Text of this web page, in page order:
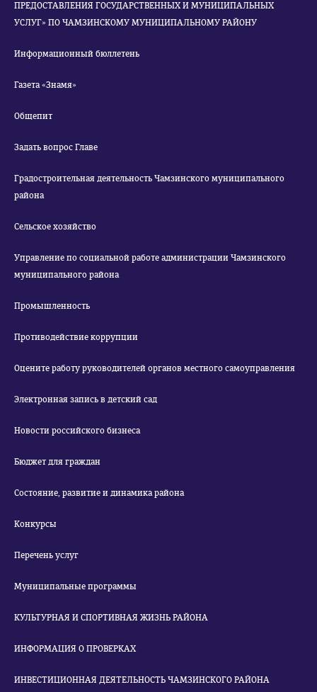
ПРЕДОСТАВЛЕНИЯ ГОСУДАРСТВЕННЫХ И МУНИЦИПАЛЬНЫХ
УСЛУГ» ПО ЧАМЗИНСКОМУ МУНИЦИПАЛЬНОМУ РАЙОНУ
Информационный бюллетень
Газета «Знамя»
Общепит
Задать вопрос Главе
Градостроительная деятельность Чамзинского муниципального
района
Сельское хозяйство
Управление по социальной работе администрации Чамзинского
муниципального района
Промышленность
Противодействие коррупции
Оцените работу руководителей органов местного самоуправления
Электронная запись в детский сад
Новости российского бизнеса
Бюджет для граждан
Состояние, развитие и динамика района
Конкурсы
Перечень услуг
Муниципальные программы
КУЛЬТУРНАЯ И СПОРТИВНАЯ ЖИЗНЬ РАЙОНА
ИНФОРМАЦИЯ О ПРОВЕРКАХ
ИНВЕСТИЦИОННАЯ ДЕЯТЕЛЬНОСТЬ ЧАМЗИНСКОГО РАЙОНА